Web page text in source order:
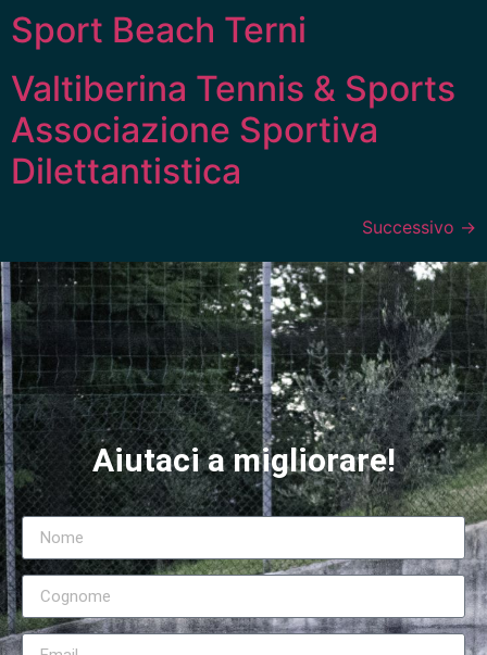
Sport Beach Terni
Valtiberina Tennis & Sports
Associazione Sportiva
Dilettantistica
Successivo →
Aiutaci a migliorare!